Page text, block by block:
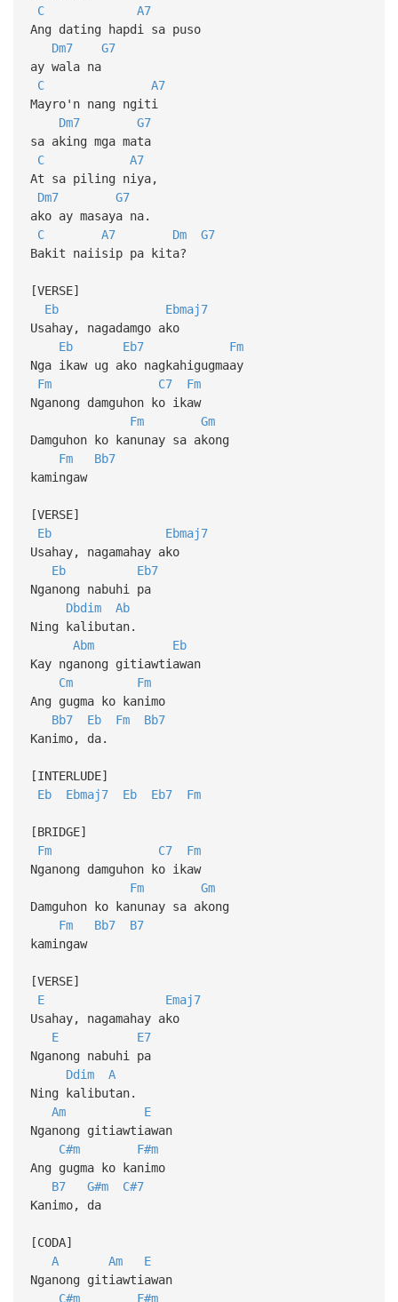
C
A7
Ang dating hapdi sa puso
Dm7
G7
ay wala na
C
A7
Mayro'n nang ngiti
Dm7
G7
sa aking mga mata
C
A7
At sa piling niya,
Dm7
G7
ako ay masaya na.
C
A7 Dm
G7
Bakit naiisip pa kita?
[VERSE]
Eb
Ebmaj7
Usahay, nagadamgo ako
Eb
Eb7
Fm
Nga ikaw ug ako nagkahigugmaay
Fm
C7
Fm
Nganong damguhon ko ikaw
Fm
Gm
Damguhon ko kanunay sa akong
Fm
Bb7
kamingaw
[VERSE]
Eb
Ebmaj7
Usahay, nagamahay ako
Eb
Eb7
Nganong nabuhi pa
Dbdim
Ab
Ning kalibutan.
Abm
Eb
Kay nganong gitiawtiawan
Cm
Fm
Ang gugma ko kanimo
Bb7
Eb Fm
Bb7
Kanimo, da.
[INTERLUDE]
Eb
Ebmaj7 Eb Eb7 Fm
[BRIDGE]
Fm
C7
Fm
Nganong damguhon ko ikaw
Fm
Gm
Damguhon ko kanunay sa akong
Fm
Bb7
B7
kamingaw
[VERSE]
E
Emaj7
Usahay, nagamahay ako
E
E7
Nganong nabuhi pa
Ddim
A
Ning kalibutan.
Am
E
Nganong gitiawtiawan
C#m
F#m
Ang gugma ko kanimo
B7
G#m
C#7
Kanimo, da
[CODA]
A
Am
E
Nganong gitiawtiawan
C#m
F#m